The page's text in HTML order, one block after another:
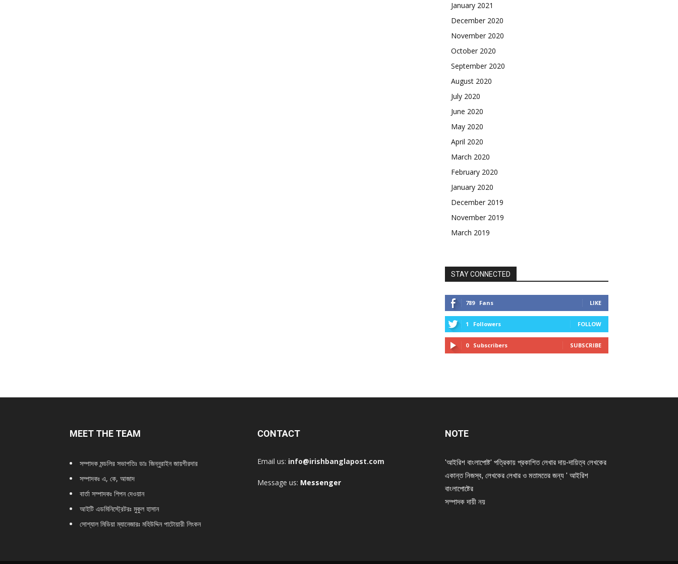
January 2021
December 2020
November 2020
October 2020
September 2020
August 2020
July 2020
June 2020
May 2020
April 2020
March 2020
February 2020
January 2020
December 2019
November 2019
March 2019
STAY CONNECTED
789 Fans LIKE
1 Followers FOLLOW
0 Subscribers SUBSCRIBE
MEET THE TEAM
সম্পাদক মন্ডলির সভাপতিঃ ডাঃ জিন্নুরাইন জায়গীরদার
সম্পাদকঃ এ, কে, আজাদ
বার্তা সম্পাদকঃ শিপন দেওয়ান
আইটি এডমিনিস্ট্রেটরঃ মুকুল হাসান
সোশ্যাল মিডিয়া ম্যানেজারঃ মহিউদ্দিন পাটোয়ারী লিংকন
CONTACT
Email us: info@irishbanglapost.com
Message us: Messenger
NOTE
'আইরিশ বাংলাপোষ্ট' পত্রিকায় প্রকাশিত লেখার দায়-দায়িত্ব লেখকের
একান্ত নিজস্ব, লেখকের লেখার ও মতামতের জন্য ' আইরিশ
বাংলাপোষ্টের
সম্পাদক দায়ী নয়